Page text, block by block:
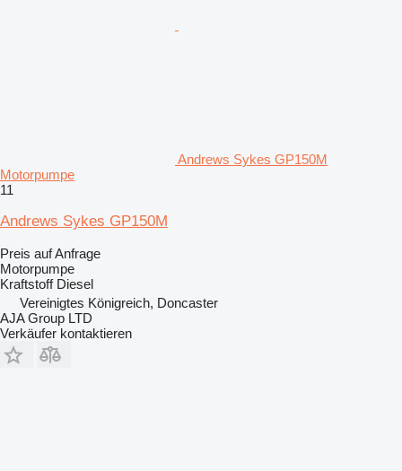
Andrews Sykes GP150M
Motorpumpe
11
Andrews Sykes GP150M
Preis auf Anfrage
Motorpumpe
Kraftstoff Diesel
Vereinigtes Königreich, Doncaster
AJA Group LTD
Verkäufer kontaktieren